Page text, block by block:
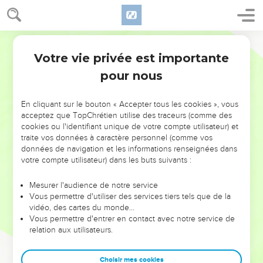
NE MANQUEZ PAS L’ÉVÉNEMENT
DE L’ANNÉE !
ET SI LEURS ERREURS POUVAIENT VOUS ÉVITER LES
VOTRES ?
leur foi ou leur vision. Mais on voit moins les doutes, les erreurs
et les saisons difficiles qu'ils ont traversés, alors même que ce
sont elles qui les ont façonnés.
Dans cette conférence, leaders, entrepreneurs, et responsables
clés pour avancer avec plus de sagesse afin que leurs erreurs
Votre vie privée est importante
pour nous
En cliquant sur le bouton « Accepter tous les cookies », vous
acceptez que TopChrétien utilise des traceurs (comme des
cookies ou l'identifiant unique de votre compte utilisateur) et
traite vos données à caractère personnel (comme vos
données de navigation et les informations renseignées dans
votre compte utilisateur) dans les buts suivants :
Mesurer l'audience de notre service
Vous permettre d'utiliser des services tiers tels que de la
vidéo, des cartes du monde…
Vous permettre d'entrer en contact avec notre service de
relation aux utilisateurs.
Choisir mes cookies